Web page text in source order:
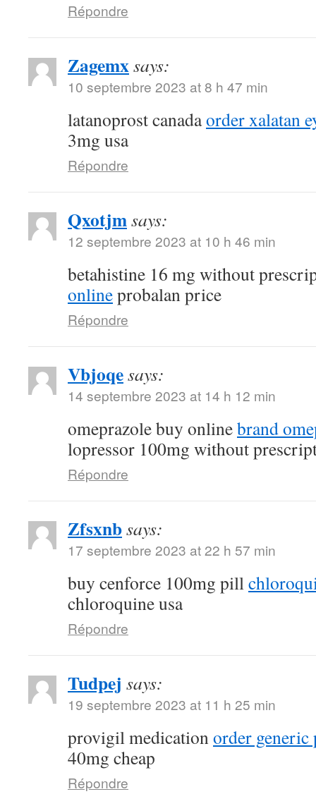
Répondre
Zagemxsays:
10 septembre 2023 at 8 h 47 min
latanoprost canadaorder xalatan
3mg usa
Répondre
Qxotjmsays:
12 septembre 2023 at 10 h 46 min
betahistine 16 mg without
onlineprobalan price
Répondre
Vbjoqesays:
14 septembre 2023 at 14 h 12 min
omeprazole buy onlinebrand
lopressor 100mg without
Répondre
Zfsxnbsays:
17 septembre 2023 at 22 h 57 min
buy cenforce 100mg pill
chloroquine usa
Répondre
Tudpej says:
19 septembre 2023 at 11 h 25 min
provigil medicationorder
40mg cheap
Répondre